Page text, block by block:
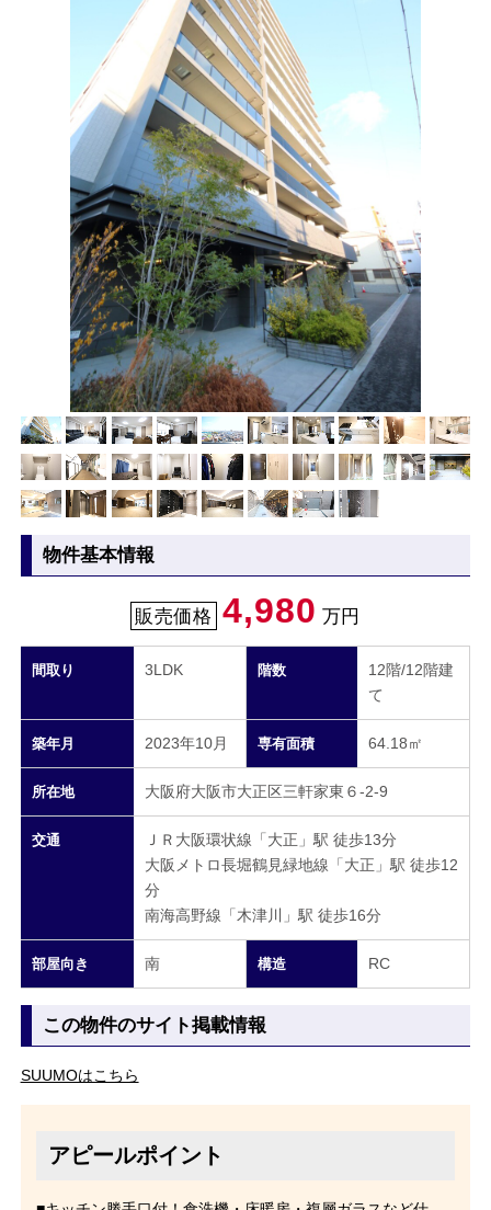
物件基本情報
販売価格 4,980 万円
間取り 3LDK 階数
12階/12階建
て
築年月 2023年10月 専有面積 64.18㎡
所在地 大阪府大阪市大正区三軒家東６-2-9
交通
ＪＲ大阪環状線「大正」駅 徒歩13分
大阪メトロ長堀鶴見緑地線「大正」駅 徒歩12
分
南海高野線「木津川」駅 徒歩16分
部屋向き 南 構造 RC
この物件のサイト掲載情報
SUUMOはこちら
アピールポイント